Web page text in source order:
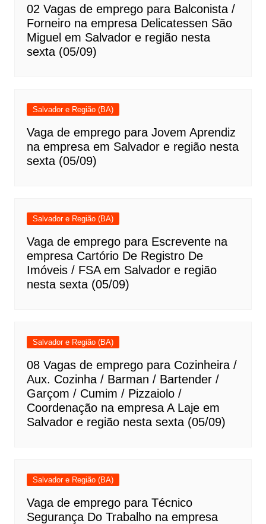
02 Vagas de emprego para Balconista /
Forneiro na empresa Delicatessen São
Miguel em Salvador e região nesta
sexta (05/09)
Salvador e Região (BA)
Vaga de emprego para Jovem Aprendiz
na empresa em Salvador e região nesta
sexta (05/09)
Salvador e Região (BA)
Vaga de emprego para Escrevente na
empresa Cartório De Registro De
Imóveis / FSA em Salvador e região
nesta sexta (05/09)
Salvador e Região (BA)
08 Vagas de emprego para Cozinheira /
Aux. Cozinha / Barman / Bartender /
Garçom / Cumim / Pizzaiolo /
Coordenação na empresa A Laje em
Salvador e região nesta sexta (05/09)
Salvador e Região (BA)
Vaga de emprego para Técnico
Segurança Do Trabalho na empresa